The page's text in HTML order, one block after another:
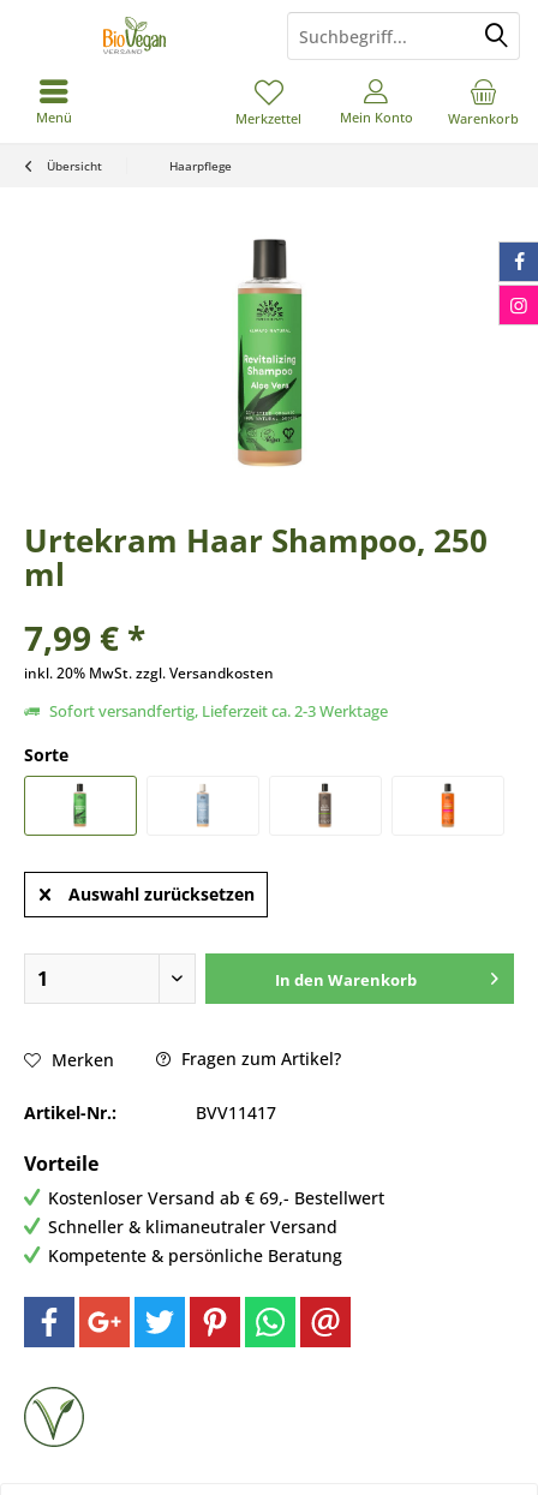
Warenkorb
Merkzettel Mein Konto
Menü
Übersicht Haarpflege
Urtekram Haar Shampoo, 250
ml
7,99 € *
inkl. 20% MwSt. zzgl. Versandkosten
Sofort versandfertig, Lieferzeit ca. 2-3 Werktage
Sorte
Auswahl zurücksetzen
In den Warenkorb
Merken Fragen zum Artikel?
Artikel-Nr.: BVV11417
Vorteile
Kostenloser Versand ab € 69,- Bestellwert
Schneller & klimaneutraler Versand
Kompetente & persönliche Beratung